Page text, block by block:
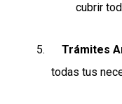
cubrir
Trámites
todas tus